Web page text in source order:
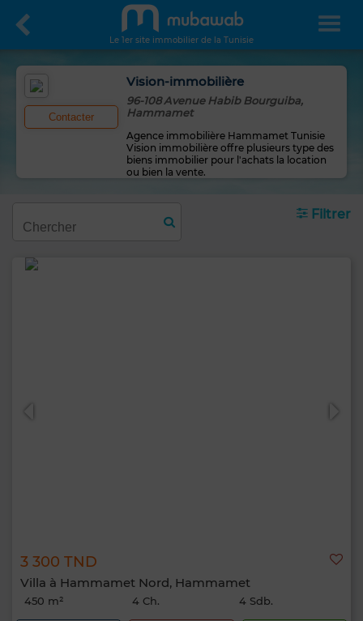
Le 1er site immobilier de la Tunisie
Contacter
Vision-immobilière
96-108 Avenue Habib Bourguiba,
Hammamet
Agence immobilière Hammamet Tunisie
Vision immobilière offre plusieurs type des
biens immobilier pour l'achats la location
ou bien la vente.
Filtrer
3 300 TND
Villa à Hammamet Nord, Hammamet
450 m² 4 Ch. 4 Sdb.